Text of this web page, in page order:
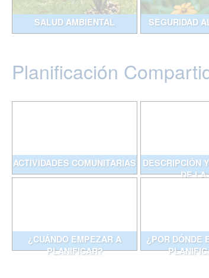
SALUD AMBIENTAL SEGURIDAD
Planificación
ACTIVIDADES COMUNITARIAS DESCRIPCIÓN
DE LA
¿CUÁNDO EMPEZAR A
PLANIFICAR?
¿POR DÓNDE